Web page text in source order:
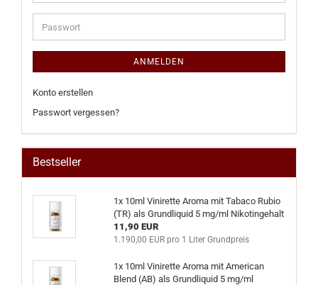
ANMELDEN
Konto erstellen
Passwort vergessen?
Bestseller
1x 10ml Vinirette Aroma mit Tabaco Rubio
(TR) als Grundliquid 5 mg/ml Nikotingehalt
11,90 EUR
1.190,00 EUR pro 1 Liter Grundpreis
1x 10ml Vinirette Aroma mit American
Blend (AB) als Grundliquid 5 mg/ml